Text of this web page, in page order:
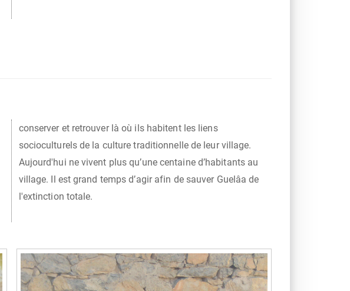
conserver et retrouver là où ils habitent les liens
socioculturels de la culture traditionnelle de leur village.
Aujourd'hui ne vivent plus qu’une centaine d’habitants au
village. Il est grand temps d’agir afin de sauver Guelâa de
l'extinction totale.